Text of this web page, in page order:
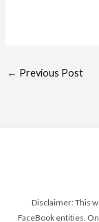
← Previous Post
Disclaimer: This
FaceBook entities.